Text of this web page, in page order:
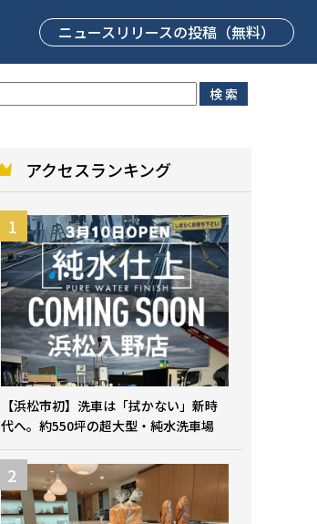
ニュースリリースの投稿（無料）
アクセスランキング
【浜松市初】洗車は「拭かない」新時
代へ。約550坪の超大型・純水洗車場